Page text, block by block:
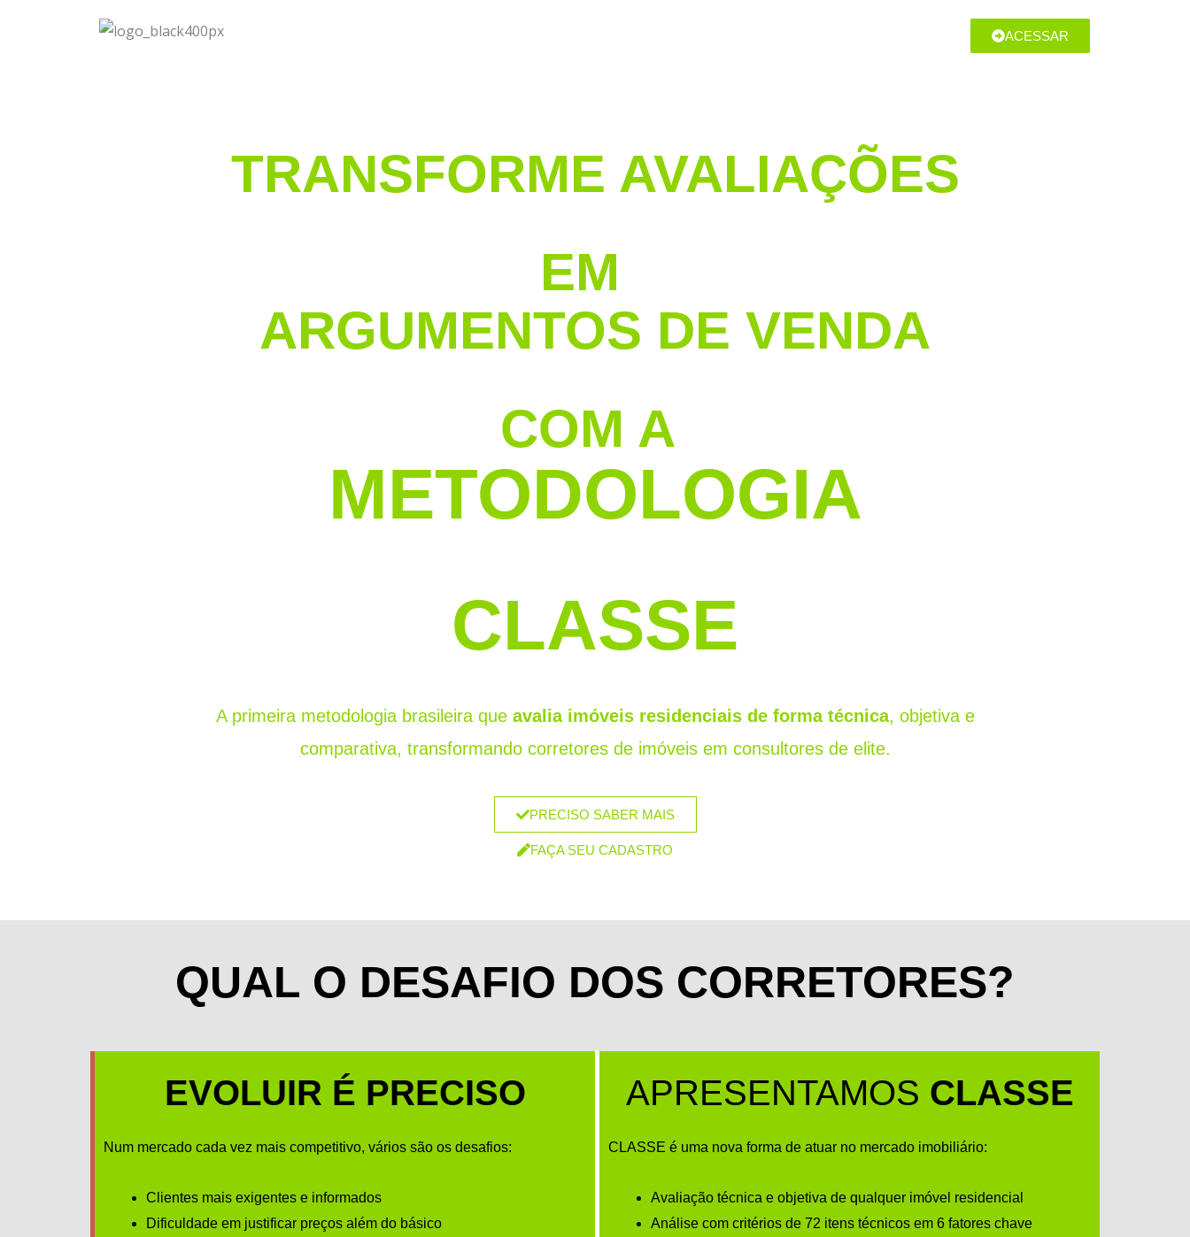
ACESSAR
TRANSFORME AVALIAÇÕES
EM
ARGUMENTOS DE VENDA
COM A
METODOLOGIA
CLASSE
A primeira metodologia brasileira que avalia imóveis residenciais de forma técnica, objetiva e
comparativa, transformando corretores de imóveis em consultores de elite.
PRECISO SABER MAIS
FAÇA SEU CADASTRO
QUAL O DESAFIO DOS CORRETORES?
EVOLUIR É PRECISO
Num mercado cada vez mais competitivo, vários são os desafios:
Clientes mais exigentes e informados
Dificuldade em justificar preços além do básico
APRESENTAMOS CLASSE
CLASSE é uma nova forma de atuar no mercado imobiliário:
Avaliação técnica e objetiva de qualquer imóvel residencial
Análise com critérios de 72 itens técnicos em 6 fatores chave